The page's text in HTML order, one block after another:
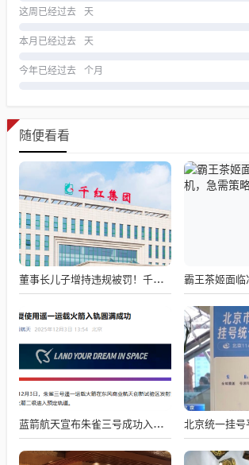
这周已经过去 天
本月已经过去 天
今年已经过去 个月
随便看看
董事长儿子增持违规被罚！千红制药市值128亿，半年净赚2.58亿却踩雷信托5年
蓝箭航天宣布朱雀三号成功入轨，技术突破五大项，深入排查回收失败原因